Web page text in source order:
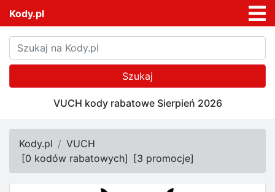
Kody.pl
Szukaj
VUCH kody rabatowe Sierpień 2026
Kody.pl
VUCH
[0 kodów rabatowych] [3 promocje]